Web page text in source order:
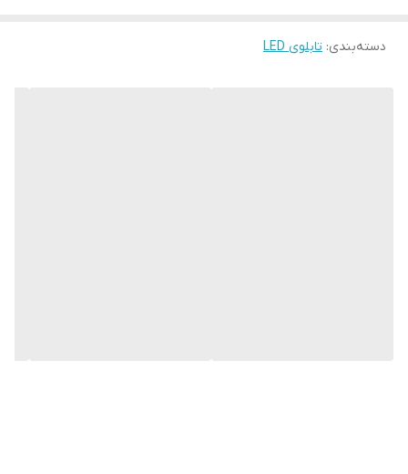
دسته‌بندی: تابلوی LED